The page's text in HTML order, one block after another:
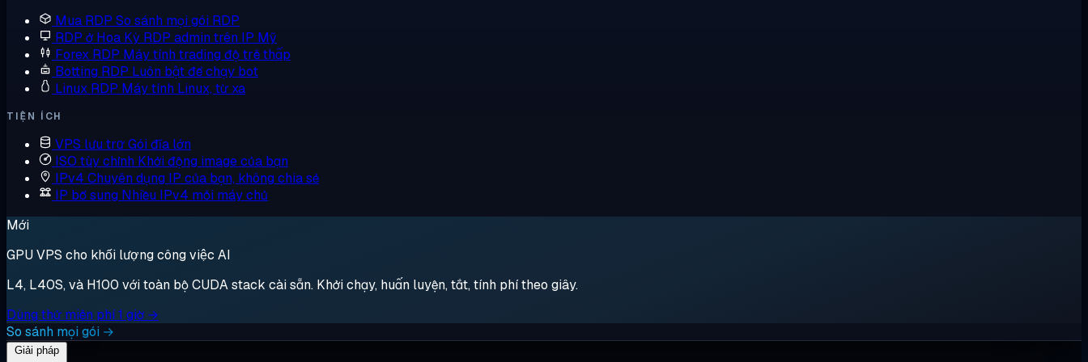
Mua RDP So sánh mọi gói RDP
RDP ở Hoa Kỳ RDP admin trên IP Mỹ
Forex RDP Máy tính trading độ trễ thấp
Botting RDP Luôn bật để chạy bot
Linux RDP Máy tính Linux, từ xa
TIỆN ÍCH
VPS lưu trữGói đĩa lớn
ISO tùy chỉnh Khởi động image của bạn
IPv4 Chuyên dụng IP của bạn, không chia sẻ
IP bổ sung Nhiều IPv4 mỗi máy chủ
Mới
GPU VPS cho khối lượng công việc AI
L4, L40S, và H100 với toàn bộ CUDA stack cài sẵn. Khởi chạy, huấn luyện, tắt, tính phí theo giây.
Dùng thử miễn phí 1 giờ →
So sánh mọi gói →